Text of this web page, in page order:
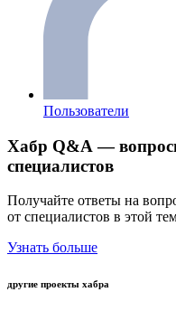
Пользователи
Хабр Q&A —
специалистов
Получайте ответы на
от специалистов в этой
Узнать больше
другие проекты хабра